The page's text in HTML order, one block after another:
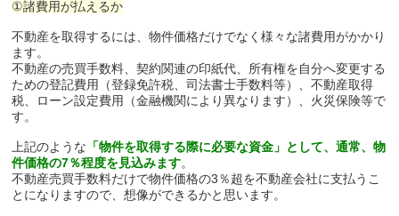
①諸費用が払えるか
不動産を取得するには、物件価格だけでなく様々な諸費用がかかり
ます。
不動産の売買手数料、契約関連の印紙代、所有権を自分へ変更する
ための登記費用（登録免許税、司法書士手数料等）、不動産取得
税、ローン設定費用（金融機関により異なります）、火災保険等で
す。
上記のような 「物件を取得する際に必要な資金」として、通常、物
件価格の7％程度を見込みます。
不動産売買手数料だけで物件価格の3％超を不動産会社に支払うこ
とになりますので、想像ができるかと思います。